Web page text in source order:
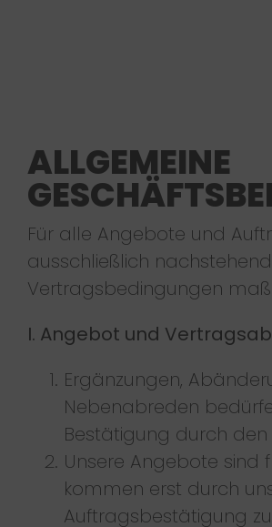
ALLGEMEINE
Für alle Angebote und
ausschließlich
Vertragsbedingungen
I. Angebot und
Ergänzungen,
Nebenabreden
Bestätigung durch
Unsere Angebote sind
kommen erst durch
Auftragsbestätigung